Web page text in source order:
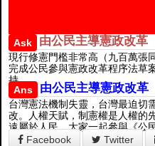
Ask 由公民主導憲政改革
現行修憲門檻非常高（九百萬張
完成公民參與憲政改革程序法草
持。
Ans
由公民主導憲政改革
台灣憲法機制失靈，台灣最迫切
改。人權天賦，制憲權是人權的
遠屬於人民，大家一起參與《公
Facebook
Twitter